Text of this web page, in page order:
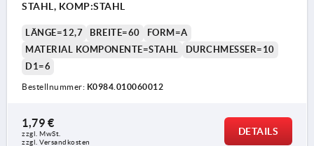
STAHL, KOMP:STAHL
LÄNGE=12,7 BREITE=60
FORM=A
MATERIAL KOMPONENTE=STAHL
DURCHMESSER=10
D1=6
Bestellnummer: K0984.010060012
1,79 €
zzgl. MwSt.
zzgl. Versandkosten
DETAILS